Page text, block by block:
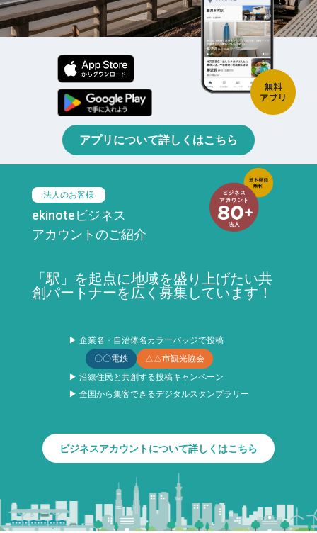
アプリについて詳しくはこちら
法人のお客様
ekinoteビジネス
アカウントのご紹介
「駅」を起点に地域を盛り上げたい共
創パートナーを広く募集しています！
▶ 企業名・自治体名カラーバッジで投稿
〇〇電鉄
△△市観光協会
▶ 沿線住民と共創する投稿キャンペーン
▶ 全国から集客できるデジタルスタンプラリー
ビジネスアカウントについて詳しくはこちら